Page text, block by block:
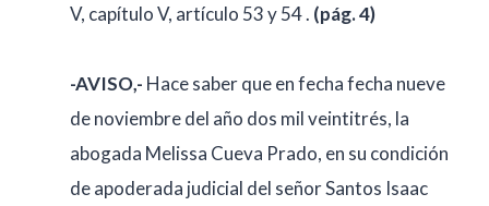
V, capítulo V, artículo 53 y 54 . (pág. 4)
-AVISO,- Hace saber que en fecha fecha nueve
de noviembre del año dos mil veintitrés, la
abogada Melissa Cueva Prado, en su condición
de apoderada judicial del señor Santos Isaac